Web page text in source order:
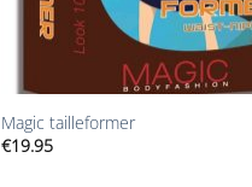
Magic tailleformer
€19.95